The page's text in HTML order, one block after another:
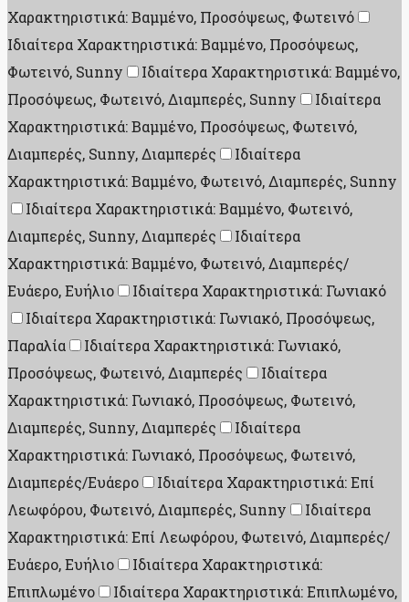
Χαρακτηριστικά: Βαμμένο, Προσόψεως, Φωτεινό
Ιδιαίτερα Χαρακτηριστικά: Βαμμένο, Προσόψεως,
Φωτεινό, Sunny
Ιδιαίτερα Χαρακτηριστικά: Βαμμένο,
Προσόψεως, Φωτεινό, Διαμπερές, Sunny
Ιδιαίτερα
Χαρακτηριστικά: Βαμμένο, Προσόψεως, Φωτεινό,
Διαμπερές, Sunny, Διαμπερές
Ιδιαίτερα
Χαρακτηριστικά: Βαμμένο, Φωτεινό, Διαμπερές, Sunny
Ιδιαίτερα Χαρακτηριστικά: Βαμμένο, Φωτεινό,
Διαμπερές, Sunny, Διαμπερές
Ιδιαίτερα
Χαρακτηριστικά: Βαμμένο, Φωτεινό, Διαμπερές/
Ευάερο, Ευήλιο
Ιδιαίτερα Χαρακτηριστικά: Γωνιακό
Ιδιαίτερα Χαρακτηριστικά: Γωνιακό, Προσόψεως,
Παραλία
Ιδιαίτερα Χαρακτηριστικά: Γωνιακό,
Προσόψεως, Φωτεινό, Διαμπερές
Ιδιαίτερα
Χαρακτηριστικά: Γωνιακό, Προσόψεως, Φωτεινό,
Διαμπερές, Sunny, Διαμπερές
Ιδιαίτερα
Χαρακτηριστικά: Γωνιακό, Προσόψεως, Φωτεινό,
Διαμπερές/Ευάερο
Ιδιαίτερα Χαρακτηριστικά: Επί
Λεωφόρου, Φωτεινό, Διαμπερές, Sunny
Ιδιαίτερα
Χαρακτηριστικά: Επί Λεωφόρου, Φωτεινό, Διαμπερές/
Ευάερο, Ευήλιο
Ιδιαίτερα Χαρακτηριστικά:
Επιπλωμένο
Ιδιαίτερα Χαρακτηριστικά: Επιπλωμένο,